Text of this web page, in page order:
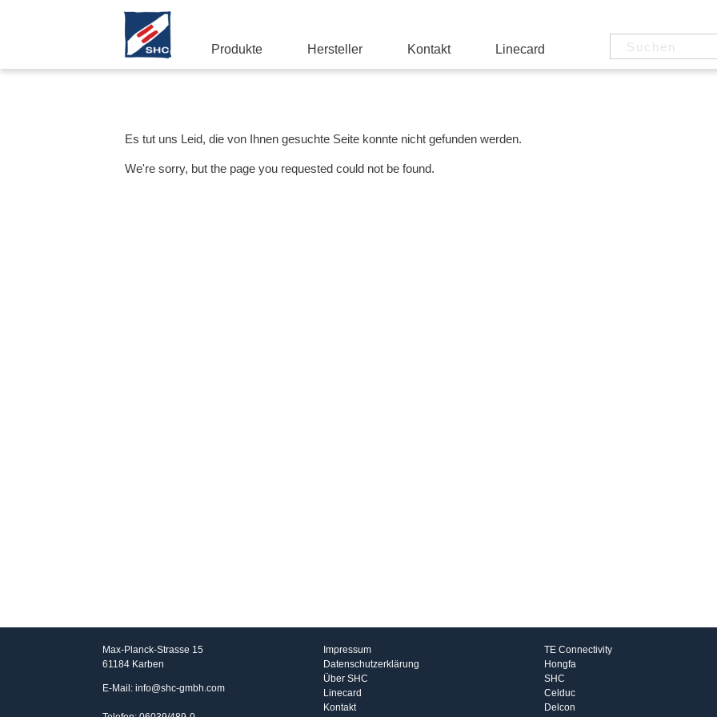
Produkte Hersteller Kontakt Linecard
Es tut uns Leid, die von Ihnen gesuchte Seite konnte nicht gefunden werden.
We're sorry, but the page you requested could not be found.
Max-Planck-Strasse 15
61184 Karben
E-Mail: info@shc-gmbh.com
Impressum
Datenschutzerklärung
Über SHC
Linecard
Kontakt
TE Connectivity
Hongfa
SHC
Celduc
Delcon